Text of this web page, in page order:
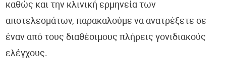
καθώς και την κλινική ερμηνεία των
αποτελεσμάτων, παρακαλούμε να ανατρέξετε σε
έναν από τους διαθέσιμους πλήρεις γονιδιακούς
ελέγχους.